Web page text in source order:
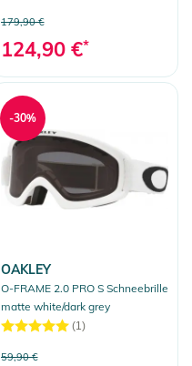
179,90 €
124,90 €*
OAKLEY
O-FRAME 2.0 PRO S Schneebrille
matte white/dark grey
(1)
59,90 €
-30%